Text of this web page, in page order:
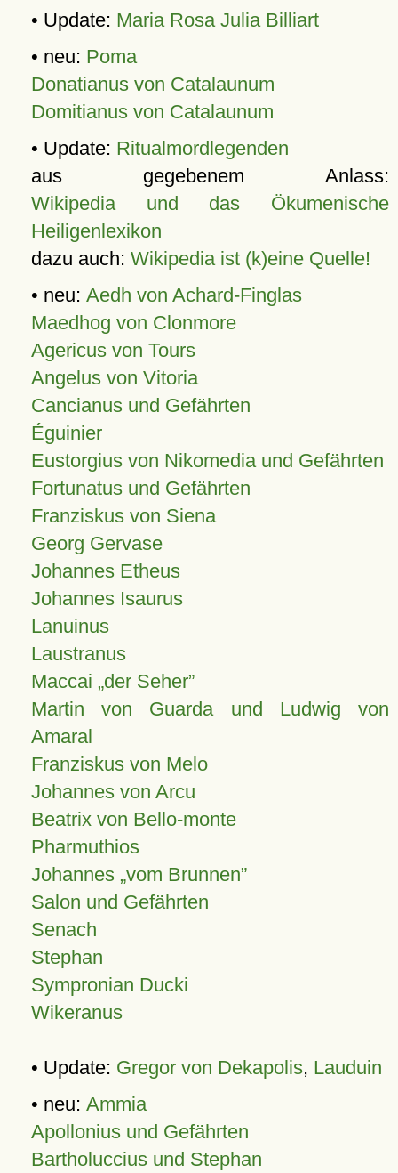
• Update: Maria Rosa Julia Billiart
• neu: Poma
Donatianus von Catalaunum
Domitianus von Catalaunum
• Update: Ritualmordlegenden
aus gegebenem Anlass:
Wikipedia und das Ökumenische
Heiligenlexikon
dazu auch: Wikipedia ist (k)eine Quelle!
• neu: Aedh von Achard-Finglas
Maedhog von Clonmore
Agericus von Tours
Angelus von Vitoria
Cancianus und Gefährten
Éguinier
Eustorgius von Nikomedia und Gefährten
Fortunatus und Gefährten
Franziskus von Siena
Georg Gervase
Johannes Etheus
Johannes Isaurus
Lanuinus
Laustranus
Maccai „der Seher”
Martin von Guarda und Ludwig von
Amaral
Franziskus von Melo
Johannes von Arcu
Beatrix von Bello-monte
Pharmuthios
Johannes vom Brunnen
Salon und Gefährten
Senach
Stephan
Sympronian Ducki
Wikeranus
• Update: Gregor von Dekapolis, Lauduin
• neu: Ammia
Apollonius und Gefährten
Bartholuccius und Stephan